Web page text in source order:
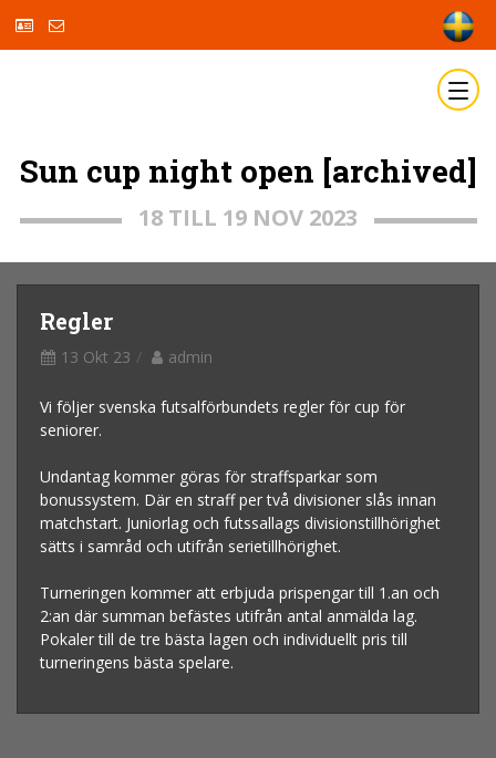
Sun cup night open [archived]
18 TILL 19 NOV 2023
Regler
13 Okt 23 admin
Vi följer svenska futsalförbundets regler för cup för
seniorer.
Undantag kommer göras för straffsparkar som
bonussystem. Där en straff per två divisioner slås innan
matchstart. Juniorlag och futssallags divisionstillhörighet
sätts i samråd och utifrån serietillhörighet.
Turneringen kommer att erbjuda prispengar till 1.an och
2:an där summan befästes utifrån antal anmälda lag.
Pokaler till de tre bästa lagen och individuellt pris till
turneringens bästa spelare.